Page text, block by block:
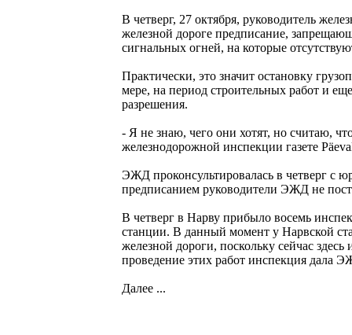
В четверг, 27 октября, руководитель
железной дороге предписание,
сигнальных огней, на которые
Практически, это значит остановку
мере, на период строительных работ и
разрешения.
- Я не знаю, чего они хотят, но считаю,
железнодорожной инспекции газете
ЭЖД проконсультировалась в четверг с
предписанием руководители ЭЖД не
В четверг в Нарву прибыло восемь
станции. В данный момент у Нарвской
железной дороги, поскольку сейчас
проведение этих работ инспекция дала
Далее ...